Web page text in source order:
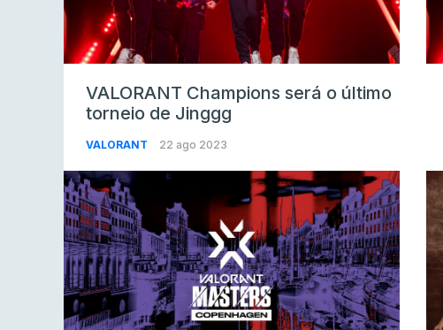
VALORANT Champions será o último
torneio de Jinggg
VALORANT 22 ago 2023